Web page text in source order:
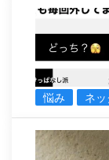
悩み
ネッ